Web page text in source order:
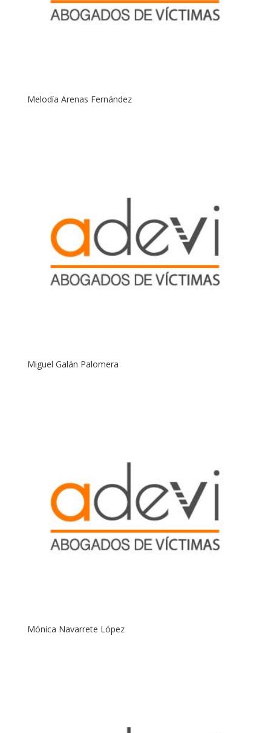
Melodía Arenas Fernández
Miguel Galán Palomera
Mónica Navarrete López